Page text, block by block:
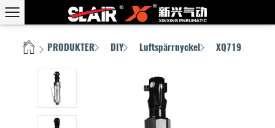
HEM PRODUKTER DIY Luftspärrnyckel XQ719